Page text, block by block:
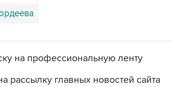
на профессиональную ленту
рассылку главных новостей сайта